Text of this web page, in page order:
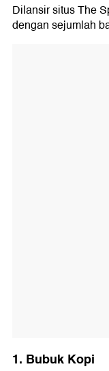
Dilansir situs The
dengan sejumlah
1. Bubuk Kopi